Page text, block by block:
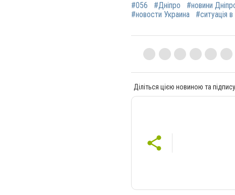
#056 #Дніпро #новини
#новости Украина
#ситуація в
Діліться цією новиною та